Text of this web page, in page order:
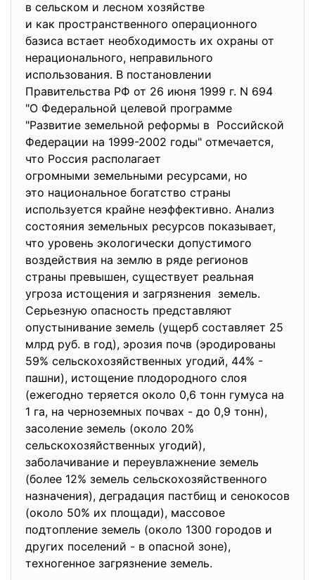
в сельском и лесном хозяйстве
и как пространственного операционного
базиса встает необходимость их охраны от
нерационального, неправильного
использования. В постановлении
Правительства РФ от 26 июня 1999 г. N 694
"О Федеральной целевой программе
"Развитие земельной реформы в Российской
Федерации на 1999-2002 годы" отмечается,
что Россия располагает
огромными земельными ресурсами, но
это национальное богатство страны
используется крайне неэффективно. Анализ
состояния земельных ресурсов показывает,
что уровень экологически допустимого
воздействия на землю в ряде регионов
страны превышен, существует реальная
угроза истощения и загрязнения земель.
Серьезную опасность представляют
опустынивание земель (ущерб составляет 25
млрд руб. в год), эрозия почв (эродированы
59% сельскохозяйственных угодий, 44% -
пашни), истощение плодородного слоя
(ежегодно теряется около 0,6 тонн гумуса на
1 га, на черноземных почвах - до 0,9 тонн),
засоление земель (около 20%
сельскохозяйственных угодий),
заболачивание и переувлажнение земель
(более 12% земель сельскохозяйственного
назначения), деградация пастбищ и сенокосов
(около 50% их площади), массовое
подтопление земель (около 1300 городов и
других поселений - в опасной зоне),
техногенное загрязнение земель.